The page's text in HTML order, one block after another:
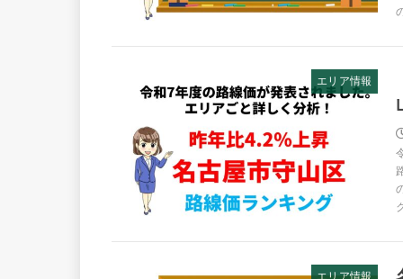
エリア情報